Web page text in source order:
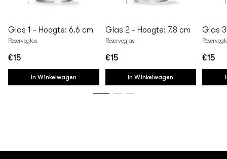
Glas 1 - Hoogte: 6.6 cm
Reserveglas
Normale
prijs
€15
In Winkelwagen
Glas 2 - Hoogte: 7.8 cm
Reserveglas
Normale
prijs
€15
In Winkelwagen
Glas
prijs
€15